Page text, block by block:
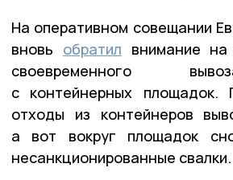
На оперативном совещании
вновь обратил внимание на
своевременного
с контейнерных площадок.
отходы из контейнеров
а вот вокруг площадок
несанкционированные свалки.